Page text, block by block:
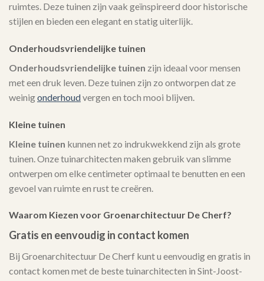
ruimtes. Deze tuinen zijn vaak geïnspireerd door historische
stijlen en bieden een elegant en statig uiterlijk.
Onderhoudsvriendelijke tuinen
Onderhoudsvriendelijke tuinen zijn ideaal voor mensen
met een druk leven. Deze tuinen zijn zo ontworpen dat ze
weinigonderhoudvergen en toch mooi blijven.
Kleine tuinen
Kleine tuinen kunnen net zo indrukwekkend zijn als grote
tuinen. Onze tuinarchitecten maken gebruik van slimme
ontwerpen om elke centimeter optimaal te benutten en een
gevoel van ruimte en rust te creëren.
Waarom Kiezen voor Groenarchitectuur De Cherf?
Gratis en eenvoudig in contact komen
Bij Groenarchitectuur De Cherf kunt u eenvoudig en gratis in
contact komen met de beste tuinarchitecten in Sint-Joost-